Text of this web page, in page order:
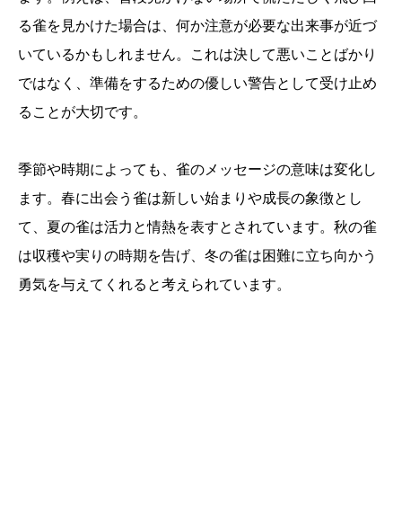
る雀を見かけた場合は、何か注意が必要な出来事が近づ
いているかもしれません。これは決して悪いことばかり
ではなく、準備をするための優しい警告として受け止め
ることが大切です。
季節や時期によっても、雀のメッセージの意味は変化し
ます。春に出会う雀は新しい始まりや成長の象徴とし
て、夏の雀は活力と情熱を表すとされています。秋の雀
は収穫や実りの時期を告げ、冬の雀は困難に立ち向かう
勇気を与えてくれると考えられています。